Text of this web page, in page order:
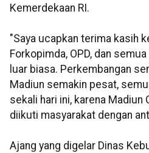
Kemerdekaan RI.
"Saya ucapkan terima kasih
Forkopimda, OPD, dan
luar biasa. Perkembangan
Madiun semakin pesat,
sekali hari ini, karena Madiun
diikuti masyarakat dengan
Ajang yang digelar Dinas